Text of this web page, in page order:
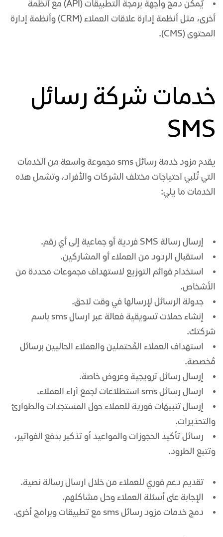
يُمكن دمج واجهة برمجة التطبيقات (API) مع أنظمة
أخرى، مثل أنظمة إدارة علاقات العملاء (CRM) وأنظمة إدارة
المحتوى (CMS).
خدمات شركة رسائل
SMS
يقدم مزود خدمة رسائل sms
مجموعة واسعة من الخدمات
التي تُلبي احتياجات مختلف الشركات والأفراد، وتشمل هذه
الخدمات ما يلي:
إرسال رسالة SMS فردية أو جماعية إلى أي رقم.
استقبال الردود من العملاء أو المشاركين.
استخدام قوائم التوزيع لاستهداف مجموعات محددة من
الأشخاص.
جدولة الرسائل لإرسالها في وقت لاحق.
إنشاء حملات تسويقية فعالة عبر
ارسال sms باسم
شركتك.
استهداف العملاء المُحتملين والعملاء الحاليين برسائل
مُخصصة.
إرسال رسائل ترويجية وعروض خاصة.
ارسال رسائل sms
استطلاعات لجمع آراء العملاء.
إرسال تنبيهات فورية للعملاء حول المستجدات والطوارئ
والتحذيرات.
رسائل تأكيد الحجوزات والمواعيد أو تذكير بدفع الفواتير،
وتتبع الطرود.
تقديم دعم فوري للعملاء من خلال ارسال رسالة نصية.
الإجابة على أسئلة العملاء وحل مشاكلهم.
دمج خدمات مزود رسائل sms مع تطبيقات وبرامج أخرى.